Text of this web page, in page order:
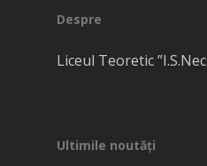
Despre
Liceul Teoretic
Ultimile noutăți